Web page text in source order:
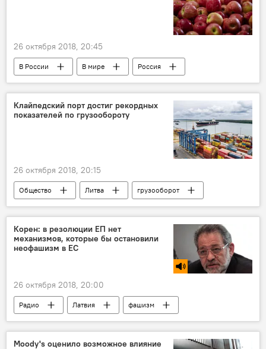
26 октября 2018, 20:45
В России В мире
Россия
Литва
Клайпедский порт достиг рекордных
показателей по грузообороту
26 октября 2018, 20:15
Общество Литва грузооборот
Корен: в резолюции ЕП нет
механизмов, которые бы остановили
неофашизм в ЕС
26 октября 2018, 20:00
Радио Латвия
фашизм
Европарламент
Moody's оценило возможное влияние